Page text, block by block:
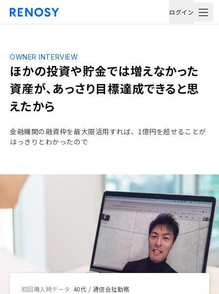
ログイン
ほかの投資や貯金では増えなかった
資産が、あっさり目標達成できると思
えたから
OWNER INTERVIEW
金融機関の融資枠を最大限活用すれば、1億円を超せることが
はっきりとわかったので
初回購入時データ 40代 / 通信会社勤務